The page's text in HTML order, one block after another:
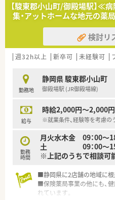
【駿東郡小山町/御殿場駅】≪
集・アットホームな地元の薬局
検討リ
週32h以上 新卒可 未経験可
勤務地
静岡県 駿東郡小山町
御殿場駅 (JR御殿場線)
給与
時給2,000円～2,000円
※就業条件、経験等を考慮の
勤務
時間
月火水木金 09：00～18
土 09：00～15：
※上記のうちで相談可
■静岡県に2店舗の地域に根
■保険薬局事業の他にも、
れています。